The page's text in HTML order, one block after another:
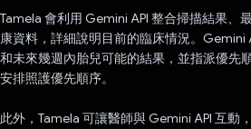
Tamela 會利用 Gemini API 整合掃描結果、
康資料，詳細說明目前的臨床情況。Gemini
和未來幾週內胎兒可能的結果，並指派優先
安排照護優先順序。
此外，Tamela 可讓醫師與 Gemini API 互動